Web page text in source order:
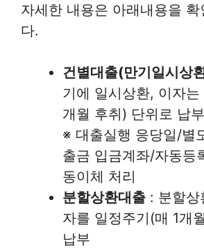
자세한 내용은 아래내용을 확
다.
건별대출(만기일시상
기에 일시상환, 이자는
개월 후취) 단위로 납부
※ 대출실행 응당일/별
출금 입금계좌/자동등
동이체 처리
분할상환대출 : 분할상
자를 일정주기(매 1개
납부